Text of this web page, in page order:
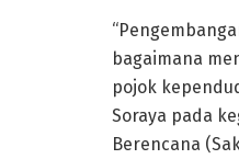
bagaimana
pojok
Soraya pada
Berencana